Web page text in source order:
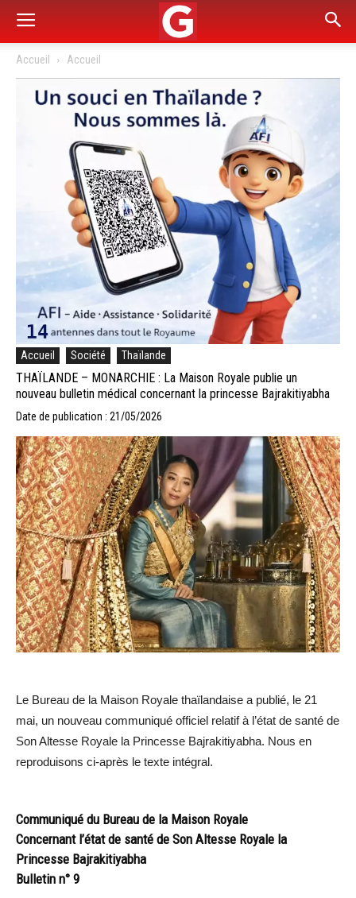
Accueil Accueil
Accueil Société Thaïlande
THAÏLANDE – MONARCHIE : La Maison Royale publie un
nouveau bulletin médical concernant la princesse Bajrakitiyabha
Date de publication : 21/05/2026
Le Bureau de la Maison Royale thaïlandaise a publié, le 21
mai, un nouveau communiqué officiel relatif à l’état de santé de
Son Altesse Royale la Princesse Bajrakitiyabha. Nous en
reproduisons ci-après le texte intégral.
Communiqué du Bureau de la Maison Royale
Concernant l’état de santé de Son Altesse Royale la
Princesse Bajrakitiyabha
Bulletin n° 9